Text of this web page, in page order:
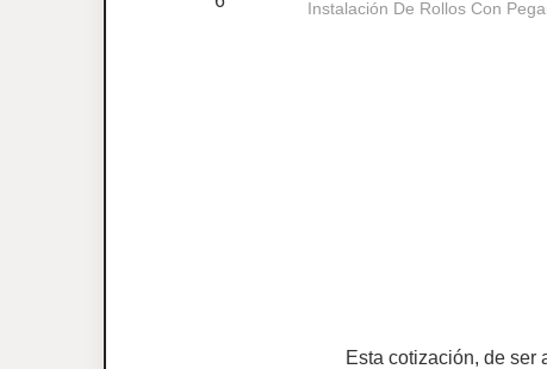
Instalación De Rollos Con
Esta cotización, de ser